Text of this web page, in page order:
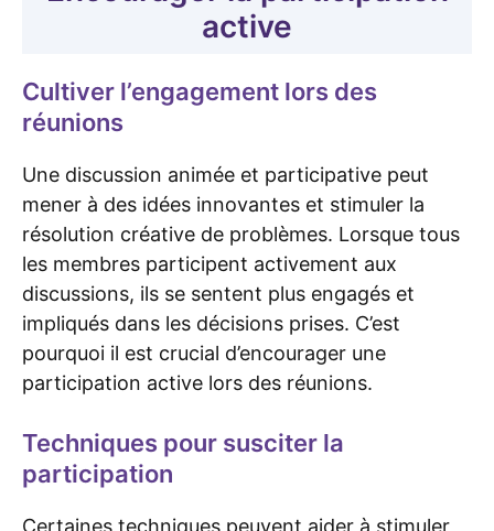
active
Cultiver l’engagement lors des
réunions
Une discussion animée et participative peut
mener à des idées innovantes et stimuler la
résolution créative de problèmes. Lorsque tous
les membres participent activement aux
discussions, ils se sentent plus engagés et
impliqués dans les décisions prises. C’est
pourquoi il est crucial d’encourager une
participation active lors des réunions.
Techniques pour susciter la
participation
Certaines techniques peuvent aider à stimuler